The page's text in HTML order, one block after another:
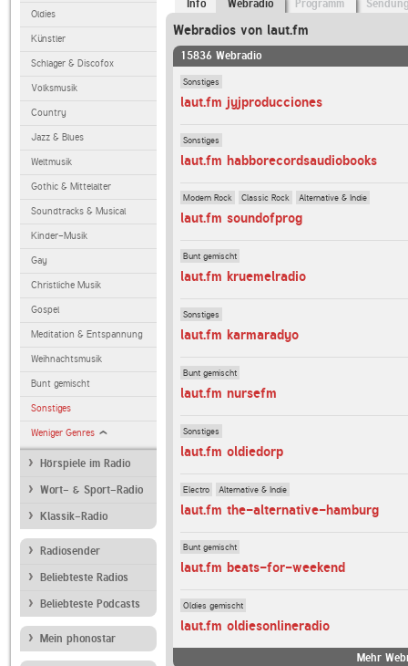
Oldies
Künstler
Schlager & Discofox
Volksmusik
Country
Jazz & Blues
Weltmusik
Gothic & Mittelalter
Soundtracks & Musical
Kinder-Musik
Gay
Christliche Musik
Gospel
Meditation & Entspannung
Weihnachtsmusik
Bunt gemischt
Sonstiges
Weniger Genres
Hörspiele im Radio
Wort- & Sport-Radio
Klassik-Radio
Radiosender
Beliebteste Radios
Beliebteste Podcasts
Mein phonostar
Info Webradio Programm
Webradios von laut.fm
15836 Webradio
Sonstiges
laut.fm jyjproducciones
Sonstiges
laut.fm habborecordsaudiobooks
Modern Rock Classic Rock Alternative & Indie
laut.fm soundofprog
Bunt gemischt
laut.fm kruemelradio
Sonstiges
laut.fm karmaradyo
Bunt gemischt
laut.fm nursefm
Sonstiges
laut.fm oldiedorp
Electro Alternative & Indie
laut.fm the-alternative-hamburg
Bunt gemischt
laut.fm beats-for-weekend
Oldies gemischt
laut.fm oldiesonlineradio
Mehr